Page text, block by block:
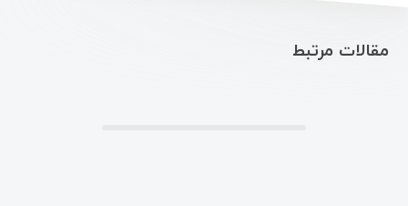
مقالات مرتبط